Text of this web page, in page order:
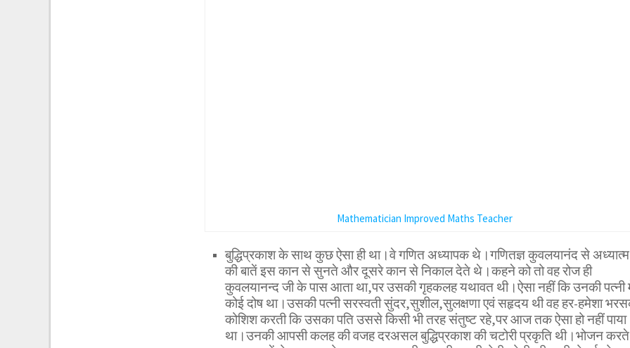
Mathematician Improved Maths Teacher
बुद्धिप्रकाश के साथ कुछ ऐसा ही था।वे गणित अध्यापक थे।गणितज्ञ कुवलयानंद से अध्यात्म
की बातें इस कान से सुनते और दूसरे कान से निकाल देते थे।कहने को तो वह रोज ही
कुवलयानन्द जी के पास आता था,पर उसकी गृहकलह यथावत थी।ऐसा नहीं कि उनकी पत्नी
कोई दोष था।उसकी पत्नी सरस्वती सुंदर,सुशील,सुलक्षणा एवं सहृदय थी वह हर-हमेशा
कोशिश करती कि उसका पति उससे किसी भी तरह संतुष्ट रहे,पर आज तक ऐसा हो नहीं पाया
था।उनकी आपसी कलह की वजह दरअसल बुद्धिप्रकाश की चटोरी प्रकृति थी।भोजन करते